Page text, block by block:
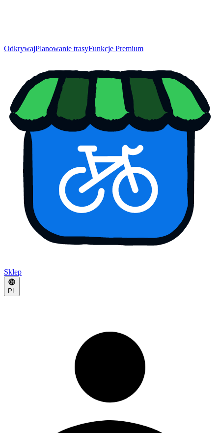
OdkrywajPlanowanie trasyFunkcje Premium
Sklep
PL